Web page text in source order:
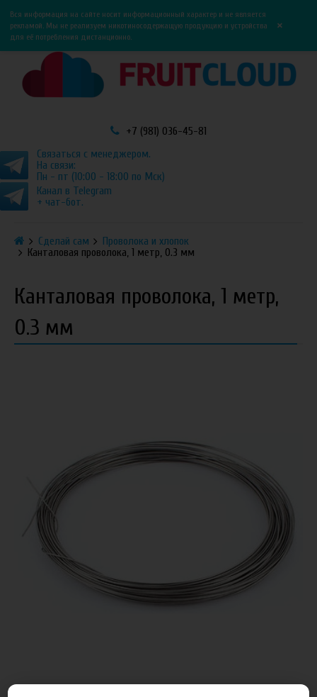
0
Вся информация на сайте носит информационный характер и не является
рекламой. Мы не реализуем никотиносодержащую продукцию и устройства
для её потребления дистанционно.
×
+7 (981) 036-45-81
Связаться с менеджером.
На связи:
Пн - пт (10:00 - 18:00 по Мск)
Канал в Telegram
+ чат-бот.
Сделай сам
Проволока и хлопок
Канталовая проволока, 1 метр, 0.3 мм
Канталовая проволока, 1 метр,
0.3 мм